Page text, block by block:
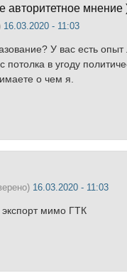
мнение
16.03.2020 - 11:03
У вас есть
потолка в угоду
о чем я.
16.03.2020 - 11:03
экспорт мимо ГТК